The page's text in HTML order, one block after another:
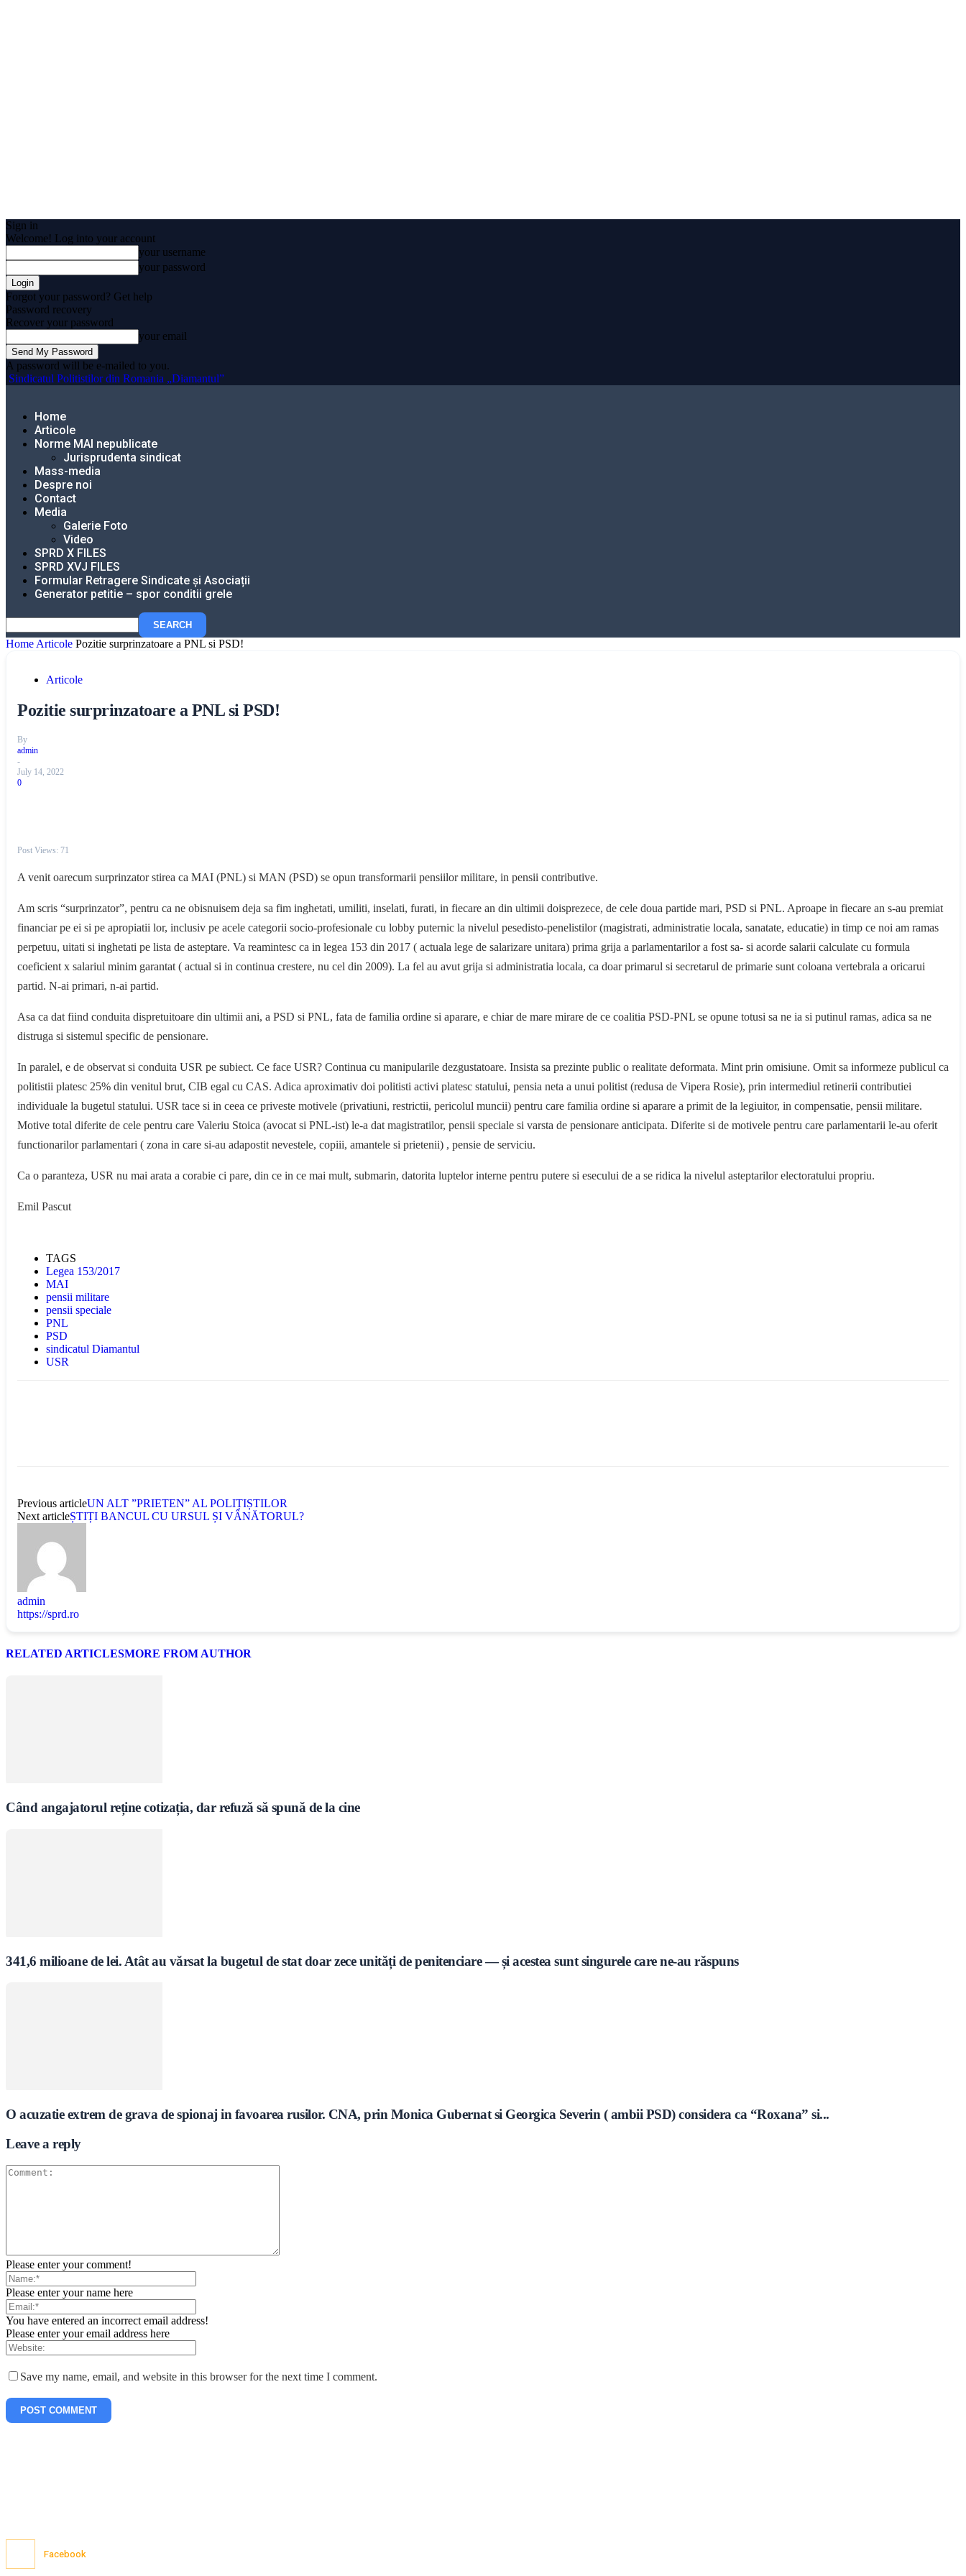
Sign in
Welcome! Log into your account
your username
your password
Forgot your password? Get help
Password recovery
Recover your password
your email
A password will be e-mailed to you.
Sindicatul Politistilor din Romania „Diamantul”
Home
Articole
Norme MAI nepublicate
Jurisprudenta sindicat
Mass-media
Despre noi
Contact
Media
Galerie Foto
Video
SPRD X FILES
SPRD XVJ FILES
Formular Retragere Sindicate și Asociații
Generator petitie – spor conditii grele
Home Articole Pozitie surprinzatoare a PNL si PSD!
Articole
Pozitie surprinzatoare a PNL si PSD!
By
admin
-
July 14, 2022
0
Post Views: 71
A venit oarecum surprinzator stirea ca MAI (PNL) si MAN (PSD) se opun transformarii pensiilor militare, in pensii contributive.
Am scris “surprinzator”, pentru ca ne obisnuisem deja sa fim inghetati, umiliti, inselati, furati, in fiecare an din ultimii doisprezece, de cele doua partide mari, PSD si PNL. Aproape in fiecare an s-au premiat
financiar pe ei si pe apropiatii lor, inclusiv pe acele categorii socio-profesionale cu lobby puternic la nivelul pesedisto-penelistilor (magistrati, administratie locala, sanatate, educatie) in timp ce noi am ramas
perpetuu, uitati si inghetati pe lista de asteptare. Va reamintesc ca in legea 153 din 2017 ( actuala lege de salarizare unitara) prima grija a parlamentarilor a fost sa- si acorde salarii calculate cu formula
coeficient x salariul minim garantat ( actual si in continua crestere, nu cel din 2009). La fel au avut grija si administratia locala, ca doar primarul si secretarul de primarie sunt coloana vertebrala a oricarui
partid. N-ai primari, n-ai partid.
Asa ca dat fiind conduita dispretuitoare din ultimii ani, a PSD si PNL, fata de familia ordine si aparare, e chiar de mare mirare de ce coalitia PSD-PNL se opune totusi sa ne ia si putinul ramas, adica sa ne
distruga si sistemul specific de pensionare.
In paralel, e de observat si conduita USR pe subiect. Ce face USR? Continua cu manipularile dezgustatoare. Insista sa prezinte public o realitate deformata. Mint prin omisiune. Omit sa informeze publicul ca
politistii platesc 25% din venitul brut, CIB egal cu CAS. Adica aproximativ doi politisti activi platesc statului, pensia neta a unui politist (redusa de Vipera Rosie), prin intermediul retinerii contributiei
individuale la bugetul statului. USR tace si in ceea ce priveste motivele (privatiuni, restrictii, pericolul muncii) pentru care familia ordine si aparare a primit de la legiuitor, in compensatie, pensii militare.
Motive total diferite de cele pentru care Valeriu Stoica (avocat si PNL-ist) le-a dat magistratilor, pensii speciale si varsta de pensionare anticipata. Diferite si de motivele pentru care parlamentarii le-au oferit
functionarilor parlamentari ( zona in care si-au adapostit nevestele, copiii, amantele si prietenii) , pensie de serviciu.
Ca o paranteza, USR nu mai arata a corabie ci pare, din ce in ce mai mult, submarin, datorita luptelor interne pentru putere si esecului de a se ridica la nivelul asteptarilor electoratului propriu.
Emil Pascut
TAGS
Legea 153/2017
MAI
pensii militare
pensii speciale
PNL
PSD
sindicatul Diamantul
USR
Previous articleUN ALT ”PRIETEN” AL POLIȚIȘTILOR
Next articleȘTIȚI BANCUL CU URSUL ȘI VÂNĂTORUL?
admin
https://sprd.ro
RELATED ARTICLESMORE FROM AUTHOR
Când angajatorul reține cotizația, dar refuză să spună de la cine
341,6 milioane de lei. Atât au vărsat la bugetul de stat doar zece unități de penitenciare — și acestea sunt singurele care ne-au răspuns
O acuzatie extrem de grava de spionaj in favoarea rusilor. CNA, prin Monica Gubernat si Georgica Severin ( ambii PSD) considera ca “Roxana” si...
Leave a reply
Please enter your comment!
Please enter your name here
You have entered an incorrect email address!
Please enter your email address here
Save my name, email, and website in this browser for the next time I comment.
Facebook